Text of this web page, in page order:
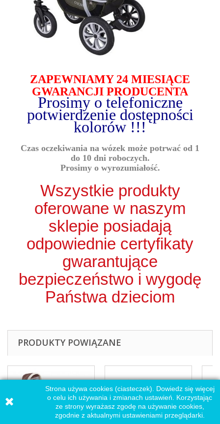
ZAPEWNIAMY 24 MIESIĄCE
GWARANCJI PRODUCENTA
Prosimy o telefoniczne
potwierdzenie dostępności
kolorów !!!
Czas oczekiwania na wózek może potrwać od 1
do 10 dni roboczych.
Prosimy o wyrozumiałość.
Wszystkie produkty
oferowane w naszym
sklepie posiadają
odpowiednie certyfikaty
gwarantujące
bezpieczeństwo i wygodę
Państwa dzieciom
PRODUKTY POWIĄZANE
Strona używa cookies (ciasteczek). Dowiedz się więcej
o celu ich używania i zmianach ustawień. Korzystając
ze strony wyrażasz zgodę na używanie cookies,
zgodnie z aktualnymi ustawieniami przeglądarki.